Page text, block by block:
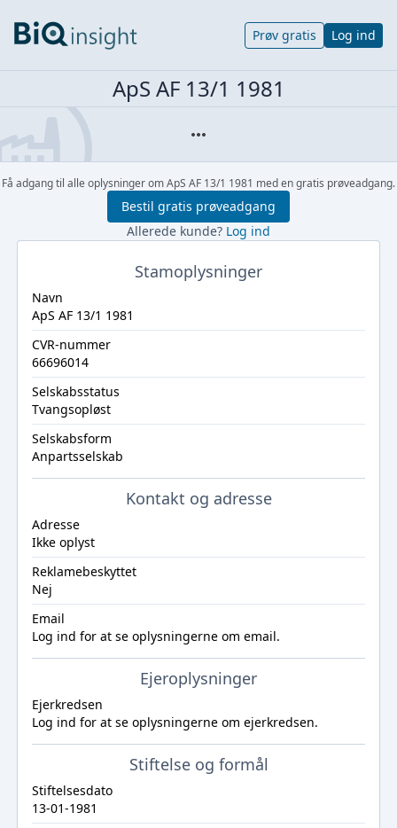
Prøv gratis Log ind
ApS AF 13/1 1981
Få adgang til alle oplysninger om ApS AF 13/1 1981 med en gratis prøveadgang.
Bestil gratis prøveadgang
Allerede kunde? Log ind
Stamoplysninger
Navn
ApS AF 13/1 1981
CVR-nummer
66696014
Selskabsstatus
Tvangsopløst
Selskabsform
Anpartsselskab
Kontakt og adresse
Adresse
Ikke oplyst
Reklamebeskyttet
Nej
Email
Log ind for at se oplysningerne om email.
Ejeroplysninger
Ejerkredsen
Log ind for at se oplysningerne om ejerkredsen.
Stiftelse og formål
Stiftelsesdato
13-01-1981